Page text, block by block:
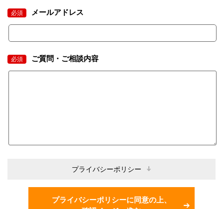
必須 メールアドレス
必須 ご質問・ご相談内容
プライバシーポリシー
プライバシーポリシーに同意の上、